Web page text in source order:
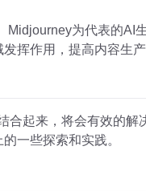
为代表的AI
挥作用，提高内容生产
合起来，将会有效的解
一些探索和实践。